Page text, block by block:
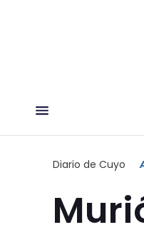
Diario de Cuyo